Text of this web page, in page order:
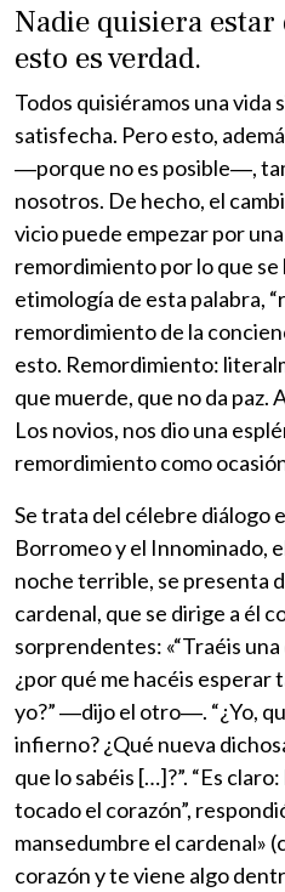
Nadie quisiera estar
esto es verdad.
Todos quisiéramos una vida
satisfecha. Pero esto,
―porque no es posible―,
nosotros. De hecho, el
vicio puede empezar por
remordimiento por lo que se
etimología de esta palabra,
remordimiento de la
esto. Remordimiento:
que muerde, que no da paz.
Los novios, nos dio una
remordimiento como
Se trata del célebre diálogo
Borromeo y el Innominado,
noche terrible, se presenta
cardenal, que se dirige a él
sorprendentes: «“Traéis
¿por qué me hacéis esperar
yo?” ―dijo el otro―. “¿Yo,
infierno? ¿Qué nueva
que lo sabéis […]?”. “Es
tocado el corazón”,
mansedumbre el cardenal»
corazón y te viene algo